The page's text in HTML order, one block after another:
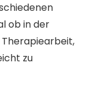
ob in der
zu